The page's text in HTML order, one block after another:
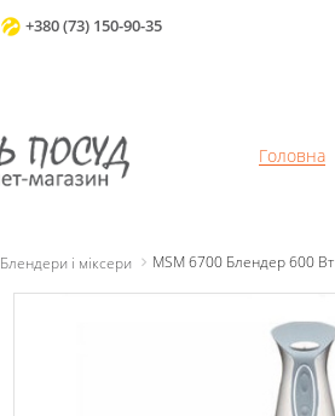
+380 (73) 150-90-35
Головна
Блендери і міксери MSM 6700 Блендер 600 Вт